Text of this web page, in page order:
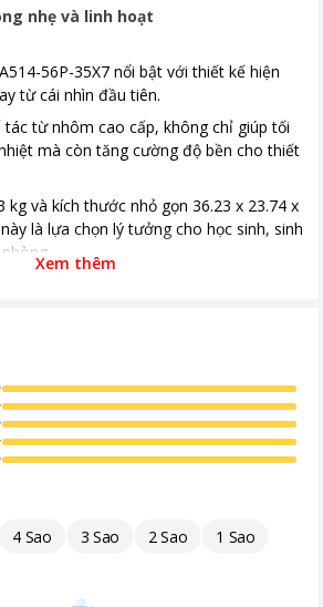
36.23 x 23.74 x 1.99 mm
3 cell 50 Wh , Pin liền
Từ 10 - 20 triệu
nhẹ và linh hoạt
56P-35X7 nổi bật với thiết kế hiện
từ cái nhìn đầu tiên.
tác từ nhôm cao cấp, không chỉ giúp tối
mà còn tăng cường độ bền cho thiết
kg và kích thước nhỏ gọn 36.23 x 23.74 x
là lựa chọn lý tưởng cho học sinh, sinh
Xem thêm
4 Sao 3 Sao 2 Sao 1 Sao